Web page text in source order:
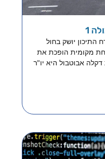
1
התיכון יושק בחול
מקומית הופכת את
אבוטבול היא יו"ר